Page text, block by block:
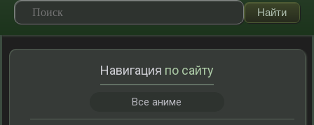
Навигация по сайту
Все аниме